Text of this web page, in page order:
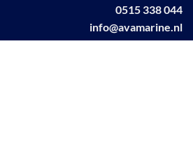
0515 338 044
info@avamarine.nl